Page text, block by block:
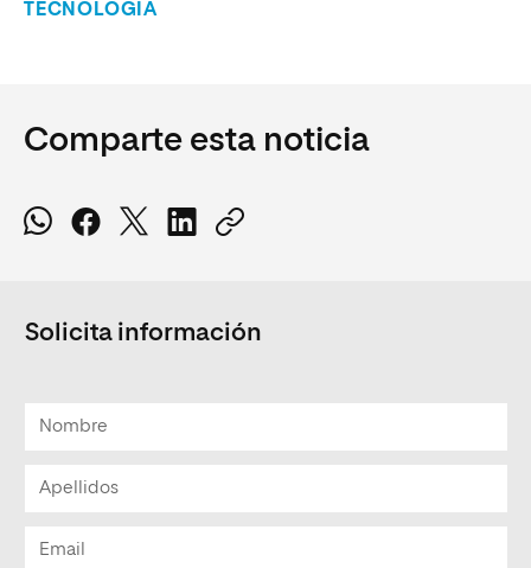
TECNOLOGÍA
Comparte esta noticia
Solicita información